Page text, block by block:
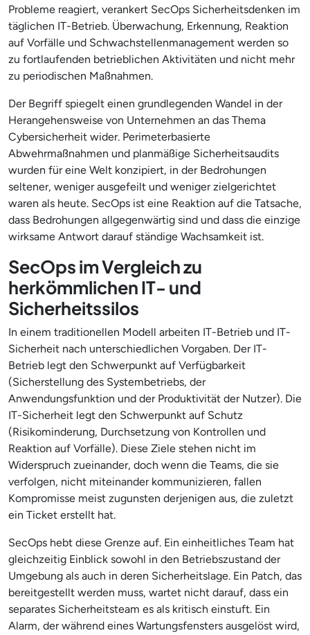
Probleme reagiert, verankert SecOps Sicherheitsdenken im
täglichen IT-Betrieb. Überwachung, Erkennung, Reaktion
auf Vorfälle und Schwachstellenmanagement werden so
zu fortlaufenden betrieblichen Aktivitäten und nicht mehr
zu periodischen Maßnahmen.
Der Begriff spiegelt einen grundlegenden Wandel in der
Herangehensweise von Unternehmen an das Thema
Cybersicherheit wider. Perimeterbasierte
Abwehrmaßnahmen und planmäßige Sicherheitsaudits
wurden für eine Welt konzipiert, in der Bedrohungen
seltener, weniger ausgefeilt und weniger zielgerichtet
waren als heute. SecOps ist eine Reaktion auf die Tatsache,
dass Bedrohungen allgegenwärtig sind und dass die einzige
wirksame Antwort darauf ständige Wachsamkeit ist.
SecOps im Vergleich zu
herkömmlichen IT- und
Sicherheitssilos
In einem traditionellen Modell arbeiten IT-Betrieb und IT-
Sicherheit nach unterschiedlichen Vorgaben. Der IT-
Betrieb legt den Schwerpunkt auf Verfügbarkeit
(Sicherstellung des Systembetriebs, der
Anwendungsfunktion und der Produktivität der Nutzer). Die
IT-Sicherheit legt den Schwerpunkt auf Schutz
(Risikominderung, Durchsetzung von Kontrollen und
Reaktion auf Vorfälle). Diese Ziele stehen nicht im
Widerspruch zueinander, doch wenn die Teams, die sie
verfolgen, nicht miteinander kommunizieren, fallen
Kompromisse meist zugunsten derjenigen aus, die zuletzt
ein Ticket erstellt hat.
SecOps hebt diese Grenze auf. Ein einheitliches Team hat
gleichzeitig Einblick sowohl in den Betriebszustand der
Umgebung als auch in deren Sicherheitslage. Ein Patch, das
bereitgestellt werden muss, wartet nicht darauf, dass ein
separates Sicherheitsteam es als kritisch einstuft. Ein
Alarm, der während eines Wartungsfensters ausgelöst wird,